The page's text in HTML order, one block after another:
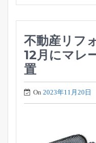
不動産リフ
12月にマレ
置
On 2023年11月20日